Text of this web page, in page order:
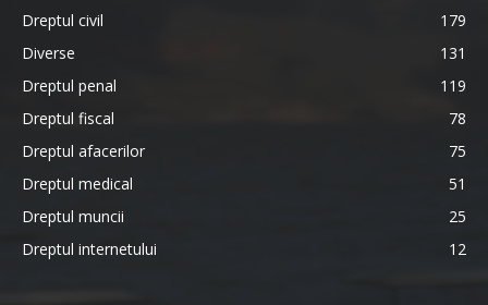
Dreptul civil
179
Diverse
131
Dreptul penal
119
Dreptul fiscal
78
Dreptul afacerilor
75
Dreptul medical
51
Dreptul muncii
25
Dreptul internetului
12